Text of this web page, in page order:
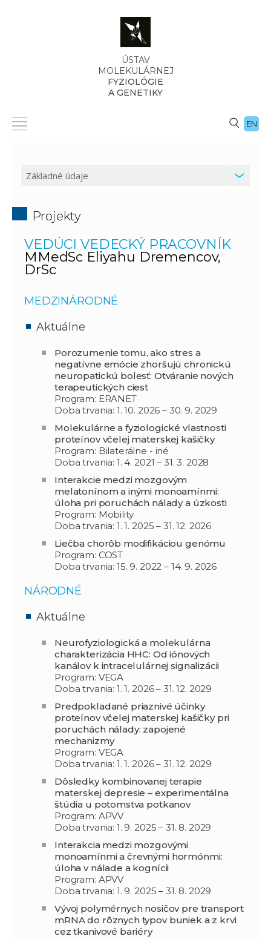
ÚSTAV
MOLEKULÁRNEJ
FYZIOLÓGIE
A GENETIKY
EN
Projekty
VEDÚCI VEDECKÝ PRACOVNÍK
MMedSc Eliyahu Dremencov,
DrSc
MEDZINÁRODNÉ
Aktuálne
Porozumenie tomu, ako stres a
negatívne emócie zhoršujú chronickú
neuropatickú bolesť: Otváranie nových
terapeutických ciest
Program: ERANET
Doba trvania: 1. 10. 2026 – 30. 9. 2029
Molekulárne a fyziologické vlastnosti
proteínov včelej materskej kašičky
Program: Bilaterálne - iné
Doba trvania: 1. 4. 2021 – 31. 3. 2028
Interakcie medzi mozgovým
melatonínom a inými monoamínmi:
úloha pri poruchách nálady a úzkosti
Program: Mobility
Doba trvania: 1. 1. 2025 – 31. 12. 2026
Liečba chorôb modifikáciou genómu
Program: COST
Doba trvania: 15. 9. 2022 – 14. 9. 2026
NÁRODNÉ
Aktuálne
Neurofyziologická a molekulárna
charakterizácia HHC: Od iónových
kanálov k intracelulárnej signalizácii
Program: VEGA
Doba trvania: 1. 1. 2026 – 31. 12. 2029
Predpokladané priaznivé účinky
proteínov včelej materskej kašičky pri
poruchách nálady: zapojené
mechanizmy
Program: VEGA
Doba trvania: 1. 1. 2026 – 31. 12. 2029
Dôsledky kombinovanej terapie
materskej depresie – experimentálna
štúdia u potomstva potkanov
Program: APVV
Doba trvania: 1. 9. 2025 – 31. 8. 2029
Interakcia medzi mozgovými
monoamínmi a črevnými hormónmi:
úloha v nálade a kognícii
Program: APVV
Doba trvania: 1. 9. 2025 – 31. 8. 2029
Vývoj polymérnych nosičov pre transport
mRNA do rôznych typov buniek a z krvi
cez tkanivové bariéry